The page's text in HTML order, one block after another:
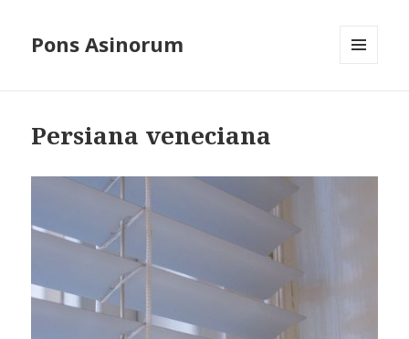
Pons Asinorum
Persiana veneciana